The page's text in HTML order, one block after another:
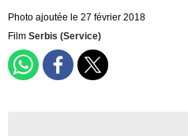
Photo ajoutée le 27 février 2018
Film Serbis (Service)